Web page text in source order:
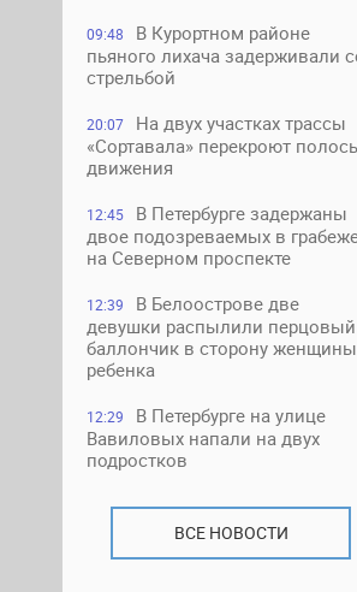
09:48
В Курортном районе
пьяного лихача задерживали
стрельбой
20:07
На двух участках трассы
«Сортавала» перекроют
движения
12:45
В Петербурге задержаны
двое подозреваемых в
на Северном проспекте
12:39
В Белоострове две
девушки распылили перцовый
баллончик в сторону
ребенка
12:29
В Петербурге на улице
Вавиловых напали на двух
подростков
ВСЕ НОВОСТИ